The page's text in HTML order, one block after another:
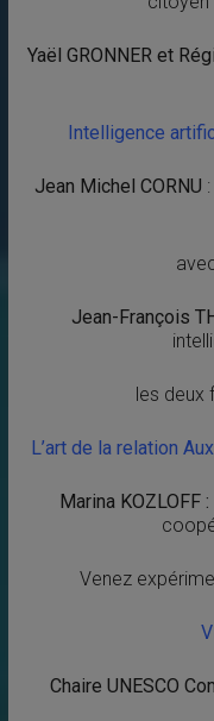
Yaël GRONNER et
Intelligence
Jean Michel CORNU
Jean-François
les deux
L’art de la relation
Marina KOZLOFF :
Venez
Chaire UNESCO